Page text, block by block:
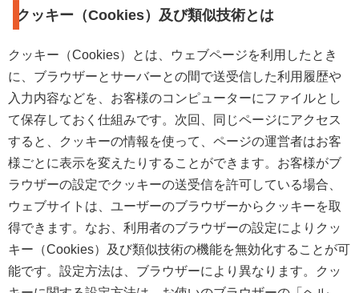
クッキー（Cookies）及び類似技術とは
クッキー（Cookies）とは、ウェブページを利用したとき
に、ブラウザーとサーバーとの間で送受信した利用履歴や
入力内容などを、お客様のコンピューターにファイルとし
て保存しておく仕組みです。次回、同じページにアクセス
すると、クッキーの情報を使って、ページの運営者はお客
様ごとに表示を変えたりすることができます。お客様がブ
ラウザーの設定でクッキーの送受信を許可している場合、
ウェブサイトは、ユーザーのブラウザーからクッキーを取
得できます。なお、利用者のブラウザーの設定によりクッ
キー（Cookies）及び類似技術の機能を無効化することが可
能です。設定方法は、ブラウザーにより異なります。クッ